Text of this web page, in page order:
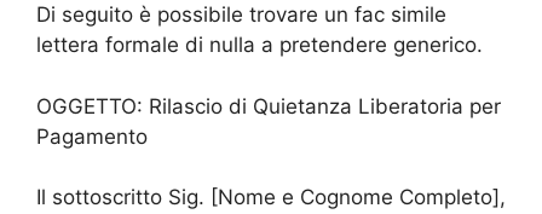
Di seguito è possibile trovare un fac simile
lettera formale di nulla a pretendere generico.
OGGETTO: Rilascio di Quietanza Liberatoria per
Pagamento
Il sottoscritto Sig. [Nome e Cognome Completo],